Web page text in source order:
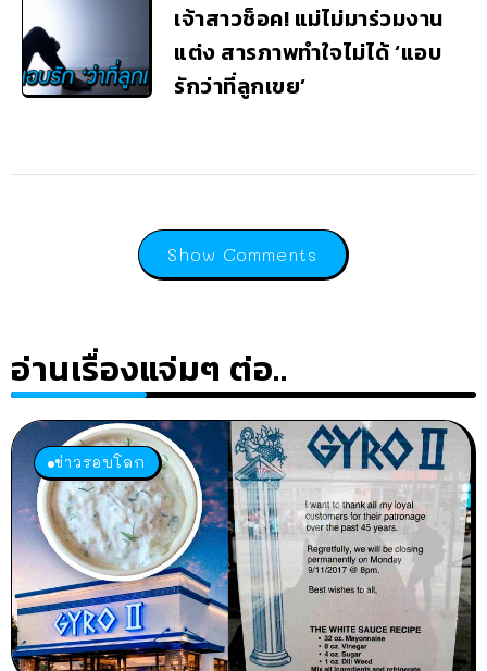
เจ้าสาวช็อค! แม่ไม่มาร่วมงาน
แต่ง สารภาพทำใจไม่ได้ ‘แอบ
รักว่าที่ลูกเขย’
Show Comments
อ่านเรื่องแจ่มๆ ต่อ..
ข่าวรอบโลก